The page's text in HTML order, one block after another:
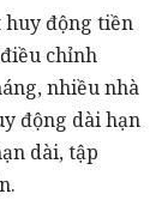
huy động tiền
chỉnh
nhiều nhà
động dài hạn
dài, tập